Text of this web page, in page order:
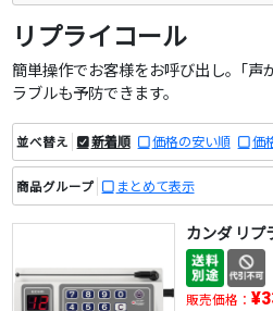
リプライコール
簡単操作でお客様をお呼び出し。｢声
ラブルも予防できます。
並べ替え 新着順 価格の安い順 価
商品グループ まとめて表示
カンダ リプ
販売価格：